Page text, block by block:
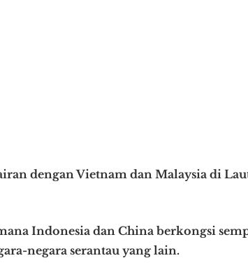
dengan Vietnam dan Malaysia di
Indonesia dan China berkongsi
negara serantau yang lain.